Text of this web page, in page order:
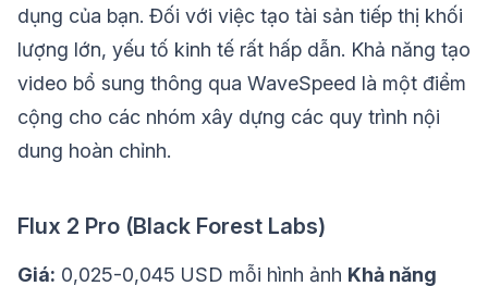
dụng của bạn. Đối với việc tạo tài sản tiếp thị khối
lượng lớn, yếu tố kinh tế rất hấp dẫn. Khả năng tạo
video bổ sung thông qua WaveSpeed là một điểm
cộng cho các nhóm xây dựng các quy trình nội
dung hoàn chỉnh.
Flux 2 Pro (Black Forest Labs)
Giá: 0,025-0,045 USD mỗi hình ảnh Khả năng